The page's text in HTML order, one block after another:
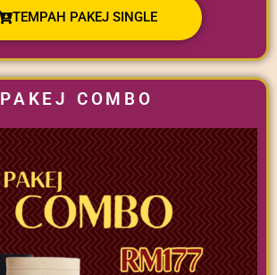
TEMPAH PAKEJ SINGLE
PAKEJ COMBO